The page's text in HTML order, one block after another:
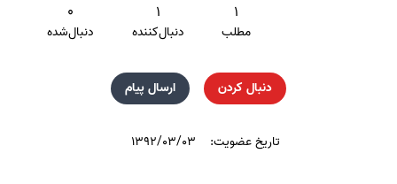
۱
مطلب
۱
دنبال‌کننده
۰
دنبال‌شده
دنبال کردن ارسال پیام
تاریخ عضویت: ۱۳۹۲/۰۳/۰۳